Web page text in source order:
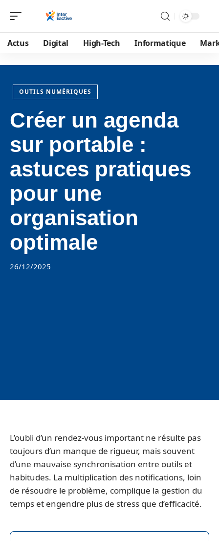
Actus Digital High-Tech Informatique
OUTILS NUMÉRIQUES
Créer un agenda
sur portable :
astuces pratiques
pour une
organisation
optimale
26/12/2025
L’oubli d’un rendez-vous important ne résulte pas
toujours d’un manque de rigueur, mais souvent
d’une mauvaise synchronisation entre outils et
habitudes. La multiplication des notifications, loin
de résoudre le problème, complique la gestion du
temps et engendre plus de stress que d’efficacité.